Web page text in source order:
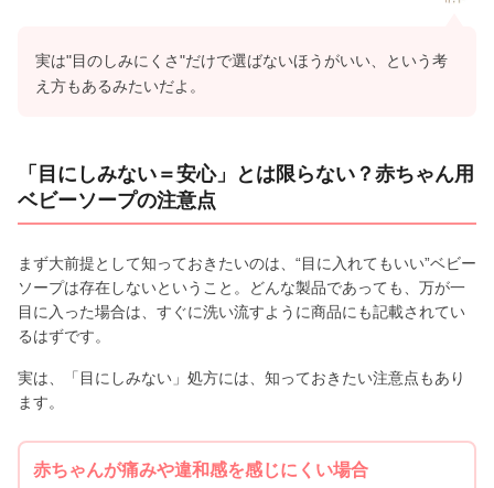
実は"目のしみにくさ"だけで選ばないほうがいい、という考
え方もあるみたいだよ。
「目にしみない＝安心」とは限らない？赤ちゃん用
ベビーソープの注意点
まず大前提として知っておきたいのは、“目に入れてもいい”ベビー
ソープは存在しないということ。どんな製品であっても、万が一
目に入った場合は、すぐに洗い流すように商品にも記載されてい
るはずです。
実は、「目にしみない」処方には、知っておきたい注意点もあり
ます。
赤ちゃんが痛みや違和感を感じにくい場合